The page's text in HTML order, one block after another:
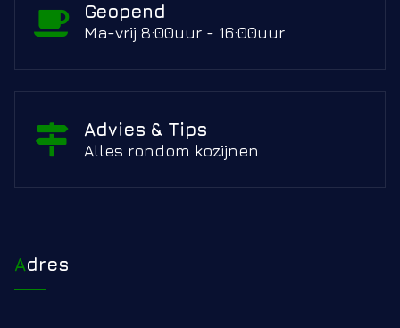
Geopend
Ma-vrij 8:00uur - 16:00uur
Advies & Tips
Alles rondom kozijnen
Adres